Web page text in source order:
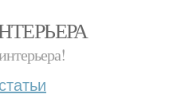
статьи